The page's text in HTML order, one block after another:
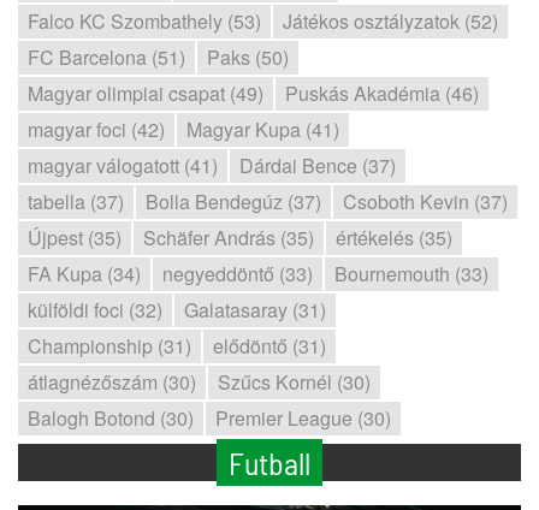
Falco KC Szombathely (53)
Játékos osztályzatok (52)
FC Barcelona (51)
Paks (50)
Magyar olimpiai csapat (49)
Puskás Akadémia (46)
magyar foci (42)
Magyar Kupa (41)
magyar válogatott (41)
Dárdai Bence (37)
tabella (37)
Bolla Bendegúz (37)
Csoboth Kevin (37)
Újpest (35)
Schäfer András (35)
értékelés (35)
FA Kupa (34)
negyeddöntő (33)
Bournemouth (33)
külföldi foci (32)
Galatasaray (31)
Championship (31)
elődöntő (31)
átlagnézőszám (30)
Szűcs Kornél (30)
Balogh Botond (30)
Premier League (30)
Futball